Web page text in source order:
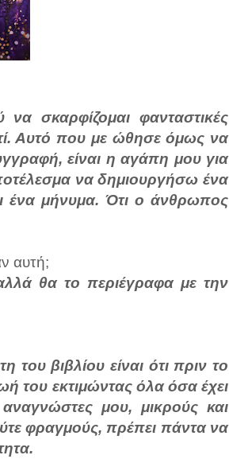
σκαρφίζομαι φανταστικές
Αυτό που με ώθησε όμως να
είναι η αγάπη μου για
να δημιουργήσω ένα
ένα μήνυμα. Ότι ο άνθρωπος
αυτή;
θα το περιέγραφα με την
βιβλίου είναι ότι πριν το
του εκτιμώντας όλα όσα έχει
μου, μικρούς και
φραγμούς, πρέπει πάντα να